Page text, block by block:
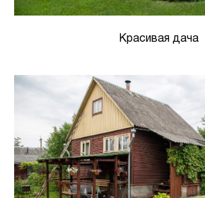
Красивая дача